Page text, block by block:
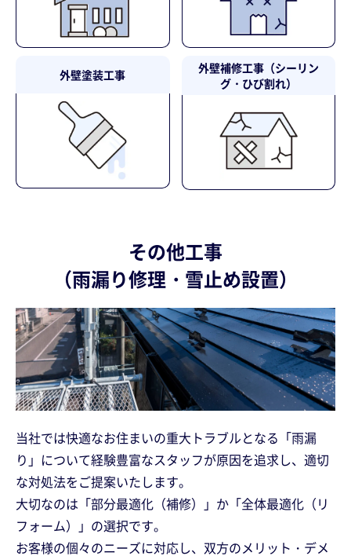
外壁塗装工事 外壁補修工事（シーリン
グ・ひび割れ）
その他工事
（雨漏り修理・雪止め設置）
当社では快適なお住まいの重大トラブルとなる「雨漏
り」について経験豊富なスタッフが原因を追求し、適切
な対処法をご提案いたします。
大切なのは「部分最適化（補修）」か「全体最適化（リ
フォーム）」の選択です。
お客様の個々のニーズに対応し、双方のメリット・デメ